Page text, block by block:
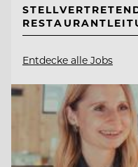
Entdecke alle Jobs